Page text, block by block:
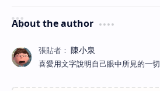
About the author
喜愛用文字說明自己眼中所見的一切